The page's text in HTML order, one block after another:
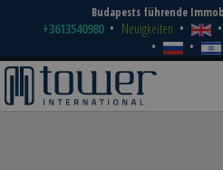
Budapests führende
+3613540980 Neuigkeiten